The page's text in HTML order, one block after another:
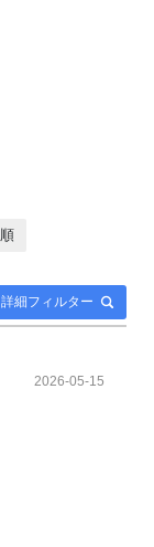
詳細フィルター
2026-05-15